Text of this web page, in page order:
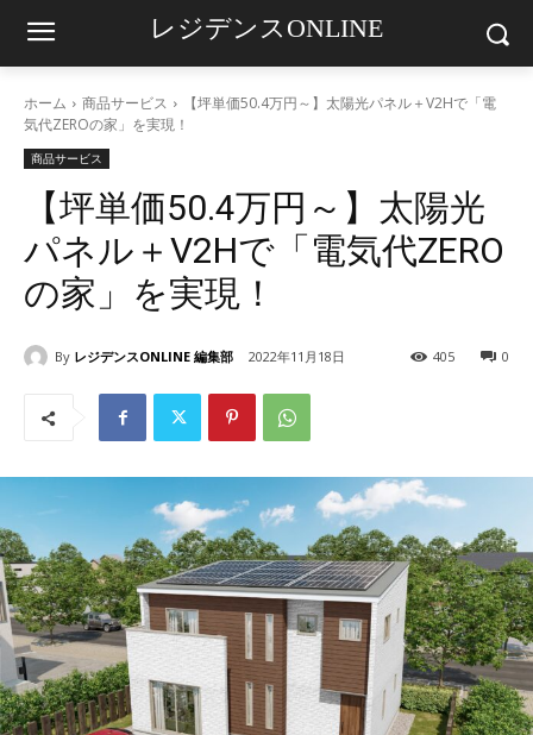
レジデンスONLINE
ホーム 商品サービス
【坪単価50.4万円～】太陽光パネル＋V2Hで「電
気代ZEROの家」を実現！
商品サービス
【坪単価50.4万円～】太陽光
パネル＋V2Hで「電気代ZERO
の家」を実現！
By レジデンスONLINE 編集部 2022年11月18日 0
405